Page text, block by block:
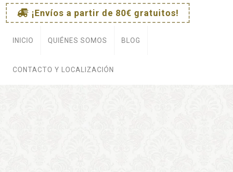
¡Envíos a partir de 80€ gratuitos!
INICIO QUIÉNES SOMOS BLOG
CONTACTO Y LOCALIZACIÓN